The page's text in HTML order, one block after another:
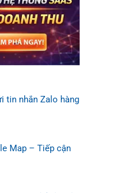
tin nhắn Zalo hàng
Map – Tiếp cận